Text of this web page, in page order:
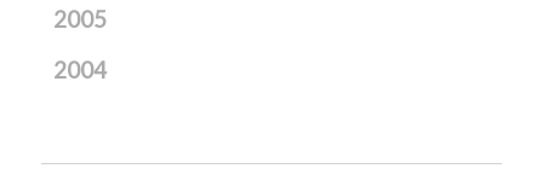
2005
2004